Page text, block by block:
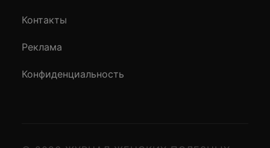
Контакты
Реклама
Конфиденциальность